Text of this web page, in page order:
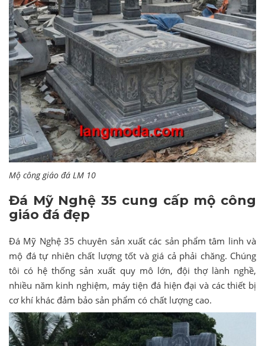
Mộ công giáo đá LM 10
Đá Mỹ Nghệ 35 cung cấp mộ công
giáo đá đẹp
Đá Mỹ Nghệ 35 chuyên sản xuất các sản phẩm tâm linh và
mộ đá tự nhiên chất lượng tốt và giá cả phải chăng. Chúng
tôi có hệ thống sản xuất quy mô lớn, đội thợ lành nghề,
nhiều năm kinh nghiệm, máy tiện đá hiện đại và các thiết bị
cơ khí khác đảm bảo sản phẩm có chất lượng cao.